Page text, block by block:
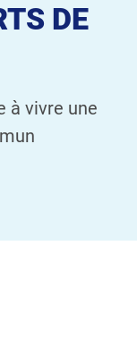
DE
à vivre une